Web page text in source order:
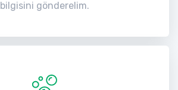
bilgisini gönderelim.